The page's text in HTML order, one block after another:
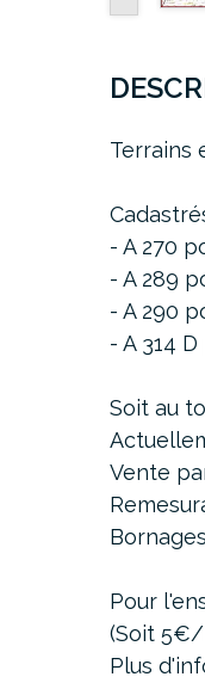
Terrains
- A 270
- A 289
- A 290
- A 314
Soit au
Vente
Pour
(Soit 5€/
Plus